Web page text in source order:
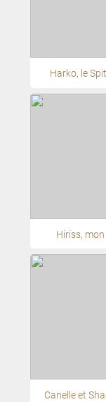
Harko, le
Hiriss,
Canelle et